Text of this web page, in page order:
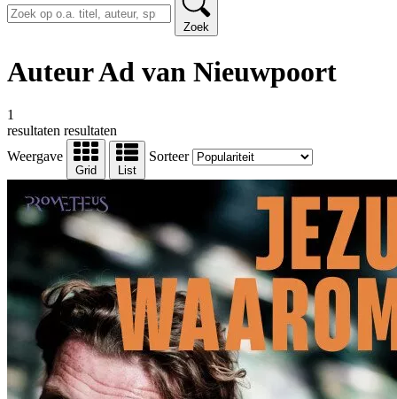
Zoek
Auteur Ad van Nieuwpoort
1
resultaten resultaten
Weergave
Grid List
Sorteer